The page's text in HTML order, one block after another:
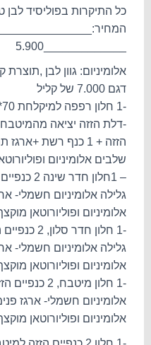
כל התיקרות בפוליסיד לבן
דגם 7.000 של קליל
-1 חלון רפפה למיקלחת 70*50 + רשת קבועה נישלפת
הזזה + 1 כנף רשת
שלבים אלומיניום
גלילה אלומיניום חשמלי-
אלומיניום ופוליורוטאן
גלילה אלומיניום חשמלי-
אלומיניום ופוליורוטאן
אלומיניום חשמלי- ארגז
אלומיניום ופוליורוטאן